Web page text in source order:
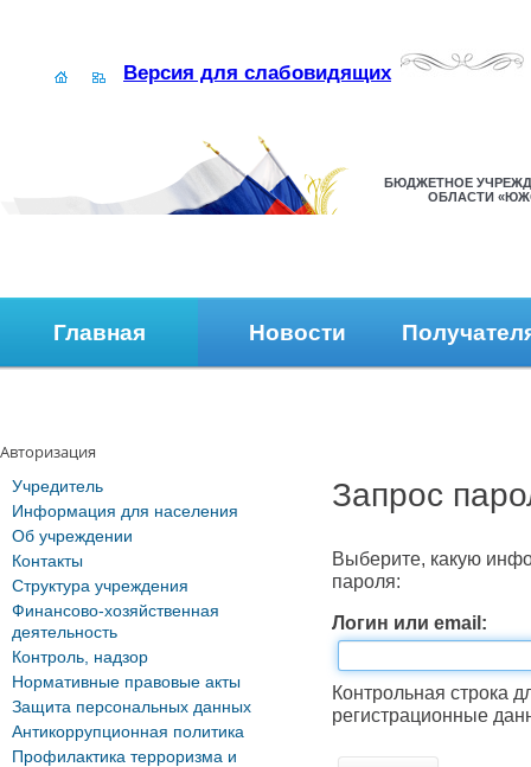
Версия для слабовидящих
БЮДЖЕТНОЕ
ОБЛАСТИ
Главная Новости
Авторизация
Запрос
Выберите, какую
пароля:
Логин или email:
Контрольная строка
регистрационные
Учредитель
Информация для населения
Об учреждении
Контакты
Структура учреждения
Финансово-хозяйственная
деятельность
Контроль, надзор
Нормативные правовые акты
Защита персональных данных
Антикоррупционная политика
Профилактика терроризма и